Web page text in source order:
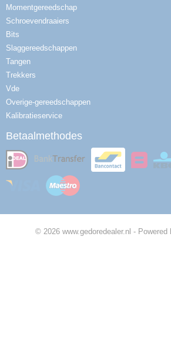
Momentgereedschap
Schroevendraaiers
Bits
Slaggereedschappen
Tangen
Trekkers
Vde
Overige-gereedschappen
Kalibratieservice
Betaalmethodes
© 2026 www.gedoredealer.nl - Powered